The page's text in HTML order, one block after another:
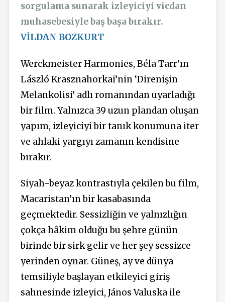
sorgulama sunarak izleyiciyi vicdan
muhasebesiyle baş başa bırakır.
VİLDAN BOZKURT
Werckmeister Harmonies, Béla Tarr’ın
László Krasznahorkai’nin ‘Direnişin
Melankolisi’ adlı romanından uyarladığı
bir film. Yalnızca 39 uzun plandan oluşan
yapım, izleyiciyi bir tanık konumuna iter
ve ahlaki yargıyı zamanın kendisine
bırakır.
Siyah-beyaz kontrastıyla çekilen bu film,
Macaristan’ın bir kasabasında
geçmektedir. Sessizliğin ve yalnızlığın
çokça hâkim olduğu bu şehre günün
birinde bir sirk gelir ve her şey sessizce
yerinden oynar. Güneş, ay ve dünya
temsiliyle başlayan etkileyici giriş
sahnesinde izleyici, János Valuska ile